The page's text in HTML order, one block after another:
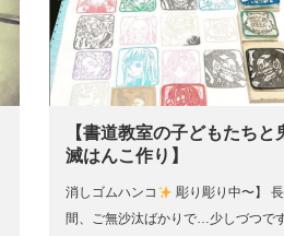
【書道教室の子どもたちと
滅はんこ作り】
消しゴムハンコ
彫り彫り中〜】
間、ご無沙汰ばかりで…少しづつで